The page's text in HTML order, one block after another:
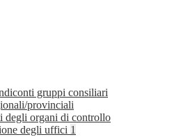
gruppi consiliari
provinciali
degli organi di controllo
degli uffici 1